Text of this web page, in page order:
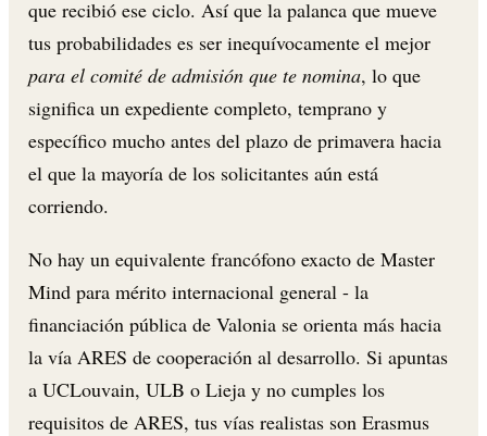
que recibió ese ciclo. Así que la palanca que mueve
tus probabilidades es ser inequívocamente el mejor
para el comité de admisión que te nomina, lo que
significa un expediente completo, temprano y
específico mucho antes del plazo de primavera hacia
el que la mayoría de los solicitantes aún está
corriendo.
No hay un equivalente francófono exacto de Master
Mind para mérito internacional general - la
financiación pública de Valonia se orienta más hacia
la vía ARES de cooperación al desarrollo. Si apuntas
a UCLouvain, ULB o Lieja y no cumples los
requisitos de ARES, tus vías realistas son Erasmus